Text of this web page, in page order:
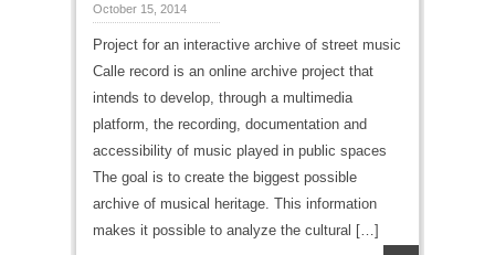
October 15, 2014
Project for an interactive archive of street music
Calle record is an online archive project that
intends to develop, through a multimedia
platform, the recording, documentation and
accessibility of music played in public spaces
The goal is to create the biggest possible
archive of musical heritage. This information
makes it possible to analyze the cultural […]